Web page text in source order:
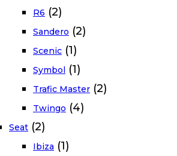
R6 (2)
Sandero (2)
Scenic (1)
Symbol (1)
Trafic Master (2)
Twingo (4)
Seat (2)
Ibiza (1)